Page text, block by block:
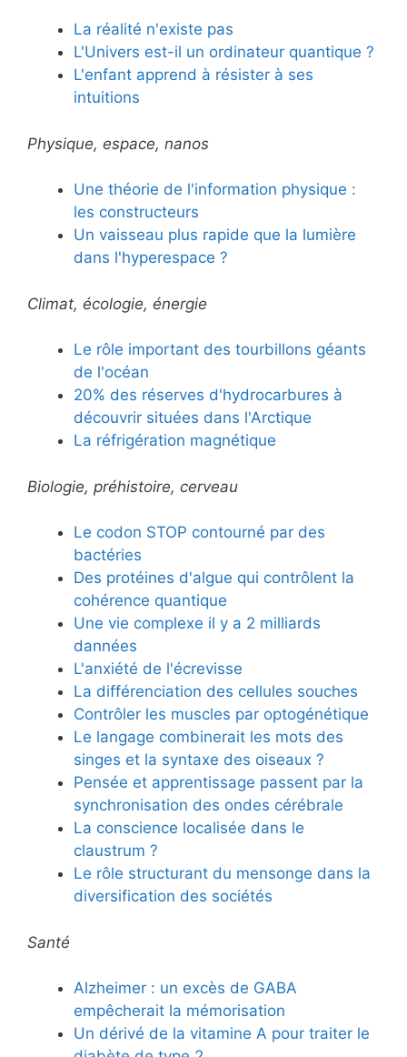
La réalité n'existe pas
L'Univers est-il un ordinateur quantique ?
L'enfant apprend à résister à ses
intuitions
Physique, espace, nanos
Une théorie de l'information physique :
les constructeurs
Un vaisseau plus rapide que la lumière
dans l'hyperespace ?
Climat, écologie, énergie
Le rôle important des tourbillons géants
de l'océan
20% des réserves d'hydrocarbures à
découvrir situées dans l'Arctique
La réfrigération magnétique
Biologie, préhistoire, cerveau
Le codon STOP contourné par des
bactéries
Des protéines d'algue qui contrôlent la
cohérence quantique
Une vie complexe il y a 2 milliards
dannées
L'anxiété de l'écrevisse
La différenciation des cellules souches
Contrôler les muscles par optogénétique
Le langage combinerait les mots des
singes et la syntaxe des oiseaux ?
Pensée et apprentissage passent par la
synchronisation des ondes cérébrale
La conscience localisée dans le
claustrum ?
Le rôle structurant du mensonge dans la
diversification des sociétés
Santé
Alzheimer : un excès de GABA
empêcherait la mémorisation
Un dérivé de la vitamine A pour traiter le